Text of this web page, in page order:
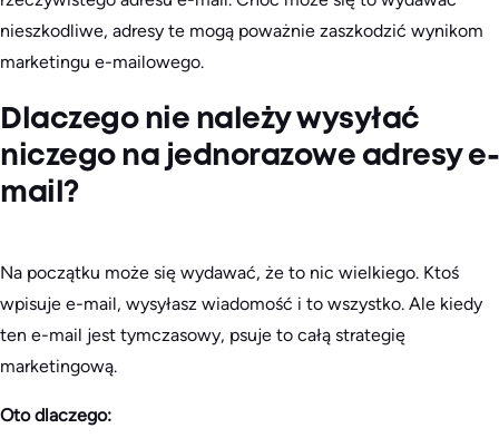
nieszkodliwe, adresy te mogą poważnie zaszkodzić wynikom
marketingu e-mailowego.
Dlaczego nie należy wysyłać
niczego na jednorazowe adresy e-
mail?
Na początku może się wydawać, że to nic wielkiego. Ktoś
wpisuje e-mail, wysyłasz wiadomość i to wszystko. Ale kiedy
ten e-mail jest tymczasowy, psuje to całą strategię
marketingową.
Oto dlaczego: